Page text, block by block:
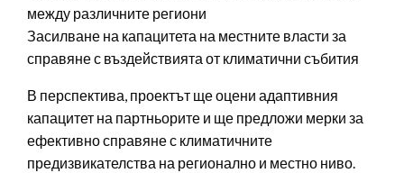
между различните региони
Засилване на капацитета на местните власти за
справяне с въздействията от климатични събития
В перспектива, проектът ще оцени адаптивния
капацитет на партньорите и ще предложи мерки за
ефективно справяне с климатичните
предизвикателства на регионално и местно ниво.